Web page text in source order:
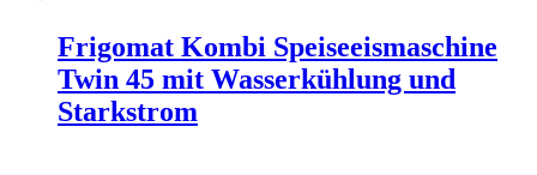
Frigomat Kombi Speiseeismaschine
Twin 45 mit Wasserkühlung und
Starkstrom